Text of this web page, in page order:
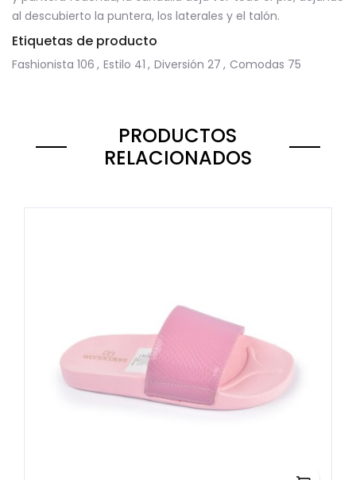
al descubierto la puntera, los laterales y el talón.
Etiquetas de producto
Fashionista 106 , Estilo 41 , Diversión 27 , Comodas 75
PRODUCTOS
RELACIONADOS